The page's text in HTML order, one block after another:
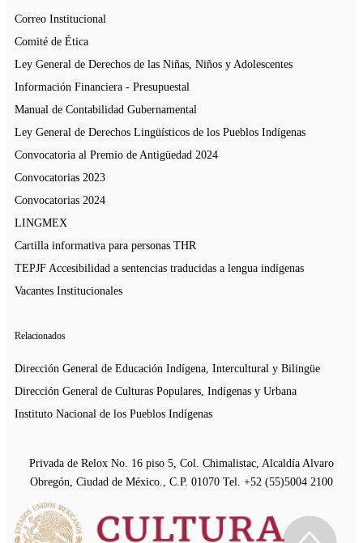
Correo Institucional
Comité de Ética
Ley General de Derechos de las Niñas, Niños y Adolescentes
Información Financiera - Presupuestal
Manual de Contabilidad Gubernamental
Ley General de Derechos Lingüísticos de los Pueblos Indígenas
Convocatoria al Premio de Antigüedad 2024
Convocatorias 2023
Convocatorias 2024
LINGMEX
Cartilla informativa para personas THR
TEPJF Accesibilidad a sentencias traducidas a lengua indígenas
Vacantes Institucionales
Relacionados
Dirección General de Educación Indígena, Intercultural y Bilingüe
Dirección General de Culturas Populares, Indígenas y Urbana
Instituto Nacional de los Pueblos Indígenas
Privada de Relox No. 16 piso 5, Col. Chimalistac, Alcaldía Alvaro
Obregón, Ciudad de México., C.P. 01070 Tel. +52 (55)5004 2100